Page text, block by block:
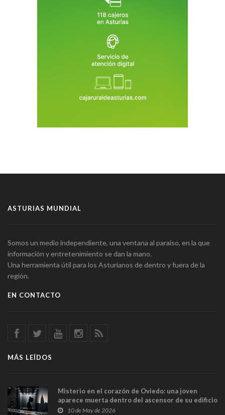
ASTURIAS MUNDIAL
Somos un medio independiente, una ventana al paraíso, en la que
información y entretenimiento se dan la mano.
Una herramienta útil para los Asturianos de dentro y fuera de la
región.
EN CONTACTO
MÁS LEÍDOS
Misterio en el corazón de Oviedo: una joven
aparece muerta dentro del ascensor de su edificio
y las cámaras captan sus últimos minutos
10 de May de 2026